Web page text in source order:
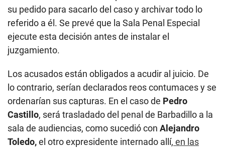
su pedido para sacarlo del caso y archivar todo lo
referido a él. Se prevé que la Sala Penal Especial
ejecute esta decisión antes de instalar el
juzgamiento.
Los acusados están obligados a acudir al juicio. De
lo contrario, serían declarados reos contumaces y se
ordenarían sus capturas. En el caso de Pedro
Castillo, será trasladado del penal de Barbadillo a la
sala de audiencias, como sucedió con Alejandro
Toledo,el otro expresidente internado allí, en las